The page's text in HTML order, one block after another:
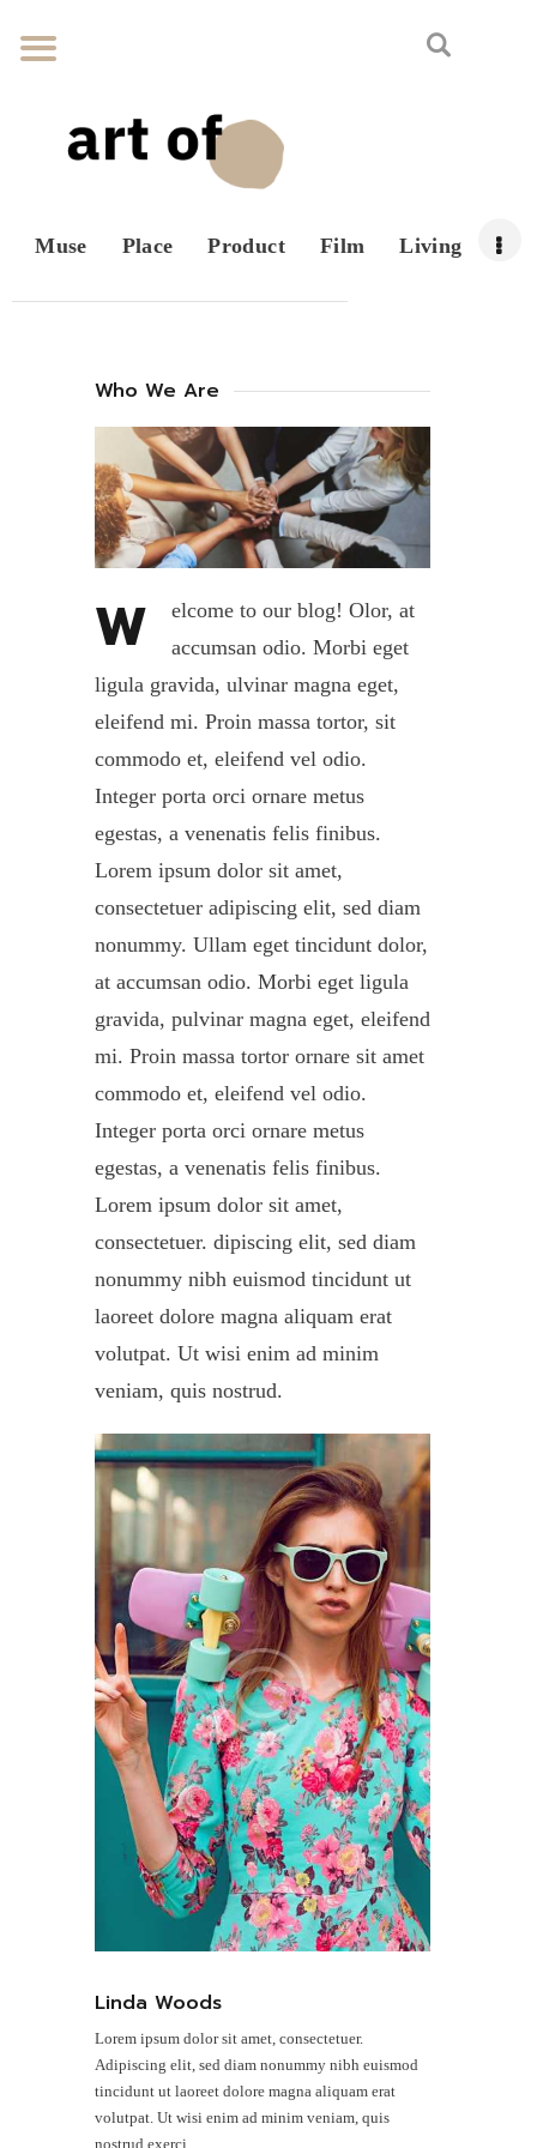
Muse Place Product Film Living
Who We Are
W
elcome to our blog! Olor, at
accumsan odio. Morbi eget
ligula gravida, ulvinar magna eget,
eleifend mi. Proin massa tortor, sit
commodo et, eleifend vel odio.
Integer porta orci ornare metus
egestas, a venenatis felis finibus.
Lorem ipsum dolor sit amet,
consectetuer adipiscing elit, sed diam
nonummy. Ullam eget tincidunt dolor,
at accumsan odio. Morbi eget ligula
gravida, pulvinar magna eget, eleifend
mi. Proin massa tortor ornare sit amet
commodo et, eleifend vel odio.
Integer porta orci ornare metus
egestas, a venenatis felis finibus.
Lorem ipsum dolor sit amet,
consectetuer. dipiscing elit, sed diam
nonummy nibh euismod tincidunt ut
laoreet dolore magna aliquam erat
volutpat. Ut wisi enim ad minim
veniam, quis nostrud.
Linda Woods
Lorem ipsum dolor sit amet, consectetuer.
Adipiscing elit, sed diam nonummy nibh euismod
tincidunt ut laoreet dolore magna aliquam erat
volutpat. Ut wisi enim ad minim veniam, quis
nostrud exerci.